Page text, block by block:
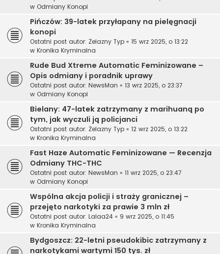
w Odmiany Konopi
Pińczów: 39-latek przyłapany na pielęgnacji
konopi
Ostatni post autor: Żelazny Typ « 15 wrz 2025, o 13:22
w Kronika Kryminalna
Rude Bud Xtreme Automatic Feminizowane –
Opis odmiany i poradnik uprawy
Ostatni post autor: NewsMan « 13 wrz 2025, o 23:37
w Odmiany Konopi
Bielany: 47-latek zatrzymany z marihuaną po
tym, jak wyczuli ją policjanci
Ostatni post autor: Żelazny Typ « 12 wrz 2025, o 13:22
w Kronika Kryminalna
Fast Haze Automatic Feminizowane — Recenzja
Odmiany THC-THC
Ostatni post autor: NewsMan « 11 wrz 2025, o 23:47
w Odmiany Konopi
Wspólna akcja policji i straży granicznej –
przejęto narkotyki za prawie 3 mln zł
Ostatni post autor: Lalaa24 « 9 wrz 2025, o 11:45
w Kronika Kryminalna
Bydgoszcz: 22-letni pseudokibic zatrzymany z
narkotykami wartymi 150 tys. zł